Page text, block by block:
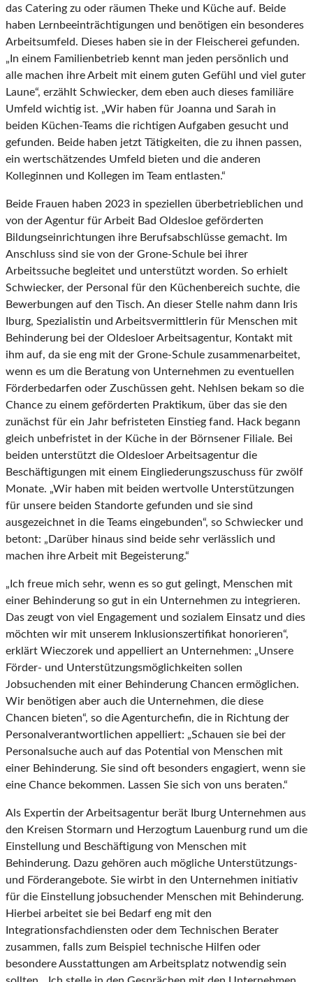
das Catering zu oder räumen Theke und Küche auf. Beide
haben Lernbeeinträchtigungen und benötigen ein besonderes
Arbeitsumfeld. Dieses haben sie in der Fleischerei gefunden.
„In einem Familienbetrieb kennt man jeden persönlich und
alle machen ihre Arbeit mit einem guten Gefühl und viel guter
Laune“, erzählt Schwiecker, dem eben auch dieses familiäre
Umfeld wichtig ist. „Wir haben für Joanna und Sarah in
beiden Küchen-Teams die richtigen Aufgaben gesucht und
gefunden. Beide haben jetzt Tätigkeiten, die zu ihnen passen,
ein wertschätzendes Umfeld bieten und die anderen
Kolleginnen und Kollegen im Team entlasten.“
Beide Frauen haben 2023 in speziellen überbetrieblichen und
von der Agentur für Arbeit Bad Oldesloe geförderten
Bildungseinrichtungen ihre Berufsabschlüsse gemacht. Im
Anschluss sind sie von der Grone-Schule bei ihrer
Arbeitssuche begleitet und unterstützt worden. So erhielt
Schwiecker, der Personal für den Küchenbereich suchte, die
Bewerbungen auf den Tisch. An dieser Stelle nahm dann Iris
Iburg, Spezialistin und Arbeitsvermittlerin für Menschen mit
Behinderung bei der Oldesloer Arbeitsagentur, Kontakt mit
ihm auf, da sie eng mit der Grone-Schule zusammenarbeitet,
wenn es um die Beratung von Unternehmen zu eventuellen
Förderbedarfen oder Zuschüssen geht. Nehlsen bekam so die
Chance zu einem geförderten Praktikum, über das sie den
zunächst für ein Jahr befristeten Einstieg fand. Hack begann
gleich unbefristet in der Küche in der Börnsener Filiale. Bei
beiden unterstützt die Oldesloer Arbeitsagentur die
Beschäftigungen mit einem Eingliederungszuschuss für zwölf
Monate. „Wir haben mit beiden wertvolle Unterstützungen
für unsere beiden Standorte gefunden und sie sind
ausgezeichnet in die Teams eingebunden“, so Schwiecker und
betont: „Darüber hinaus sind beide sehr verlässlich und
machen ihre Arbeit mit Begeisterung.“
„Ich freue mich sehr, wenn es so gut gelingt, Menschen mit
einer Behinderung so gut in ein Unternehmen zu integrieren.
Das zeugt von viel Engagement und sozialem Einsatz und dies
möchten wir mit unserem Inklusionszertifikat honorieren“,
erklärt Wieczorek und appelliert an Unternehmen: „Unsere
Förder- und Unterstützungsmöglichkeiten sollen
Jobsuchenden mit einer Behinderung Chancen ermöglichen.
Wir benötigen aber auch die Unternehmen, die diese
Chancen bieten“, so die Agenturchefin, die in Richtung der
Personalverantwortlichen appelliert: „Schauen sie bei der
Personalsuche auch auf das Potential von Menschen mit
einer Behinderung. Sie sind oft besonders engagiert, wenn sie
eine Chance bekommen. Lassen Sie sich von uns beraten.“
Als Expertin der Arbeitsagentur berät Iburg Unternehmen aus
den Kreisen Stormarn und Herzogtum Lauenburg rund um die
Einstellung und Beschäftigung von Menschen mit
Behinderung. Dazu gehören auch mögliche Unterstützungs-
und Förderangebote. Sie wirbt in den Unternehmen initiativ
für die Einstellung jobsuchender Menschen mit Behinderung.
Hierbei arbeitet sie bei Bedarf eng mit den
Integrationsfachdiensten oder dem Technischen Berater
zusammen, falls zum Beispiel technische Hilfen oder
besondere Ausstattungen am Arbeitsplatz notwendig sein